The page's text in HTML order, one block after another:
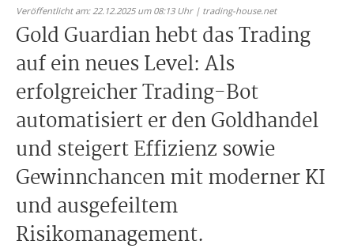
Veröffentlicht am: 22.12.2025 um 08:13 Uhr | trading-house.net
Gold Guardian hebt das Trading
auf ein neues Level: Als
erfolgreicher Trading-Bot
automatisiert er den Goldhandel
und steigert Effizienz sowie
Gewinnchancen mit moderner KI
und ausgefeiltem
Risikomanagement.